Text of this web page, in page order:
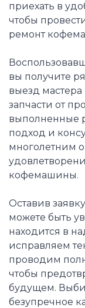
приехать в
чтобы
ремонт
вы получите
выезд
запчасти от
выполненные
подход и
многолетним
кофемашины.
Оставив
можете быть
находится в
исправляем
проводим
чтобы
будущем.
безупречное